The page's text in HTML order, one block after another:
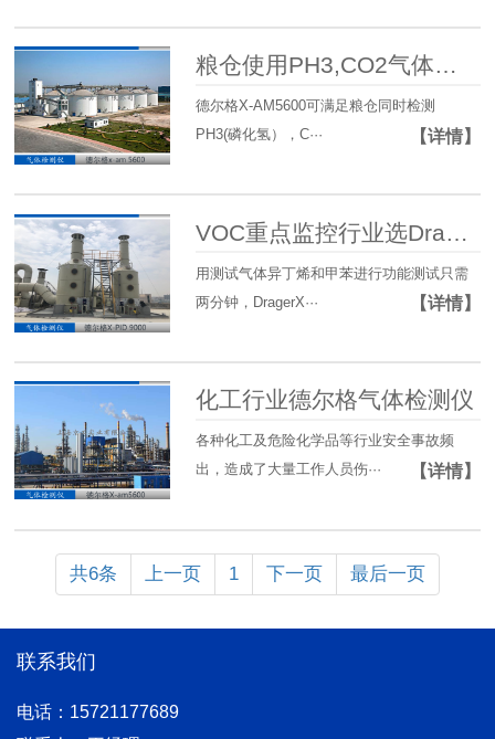
粮仓使用PH3,CO2气体检测仪检测
德尔格X-AM5600可满足粮仓同时检测
PH3(磷化氢），C···
【详情】
VOC重点监控行业选Drager X-pid 9000
用测试气体异丁烯和甲苯进行功能测试只需
两分钟，DragerX···
【详情】
化工行业德尔格气体检测仪
各种化工及危险化学品等行业安全事故频
出，造成了大量工作人员伤···
【详情】
共6条 上一页 1 下一页 最后一页
联系我们
电话：15721177689